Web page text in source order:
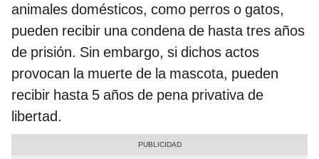
animales domésticos, como perros o gatos,
pueden recibir una condena de hasta tres años
de prisión. Sin embargo, si dichos actos
provocan la muerte de la mascota, pueden
recibir hasta 5 años de pena privativa de
libertad.